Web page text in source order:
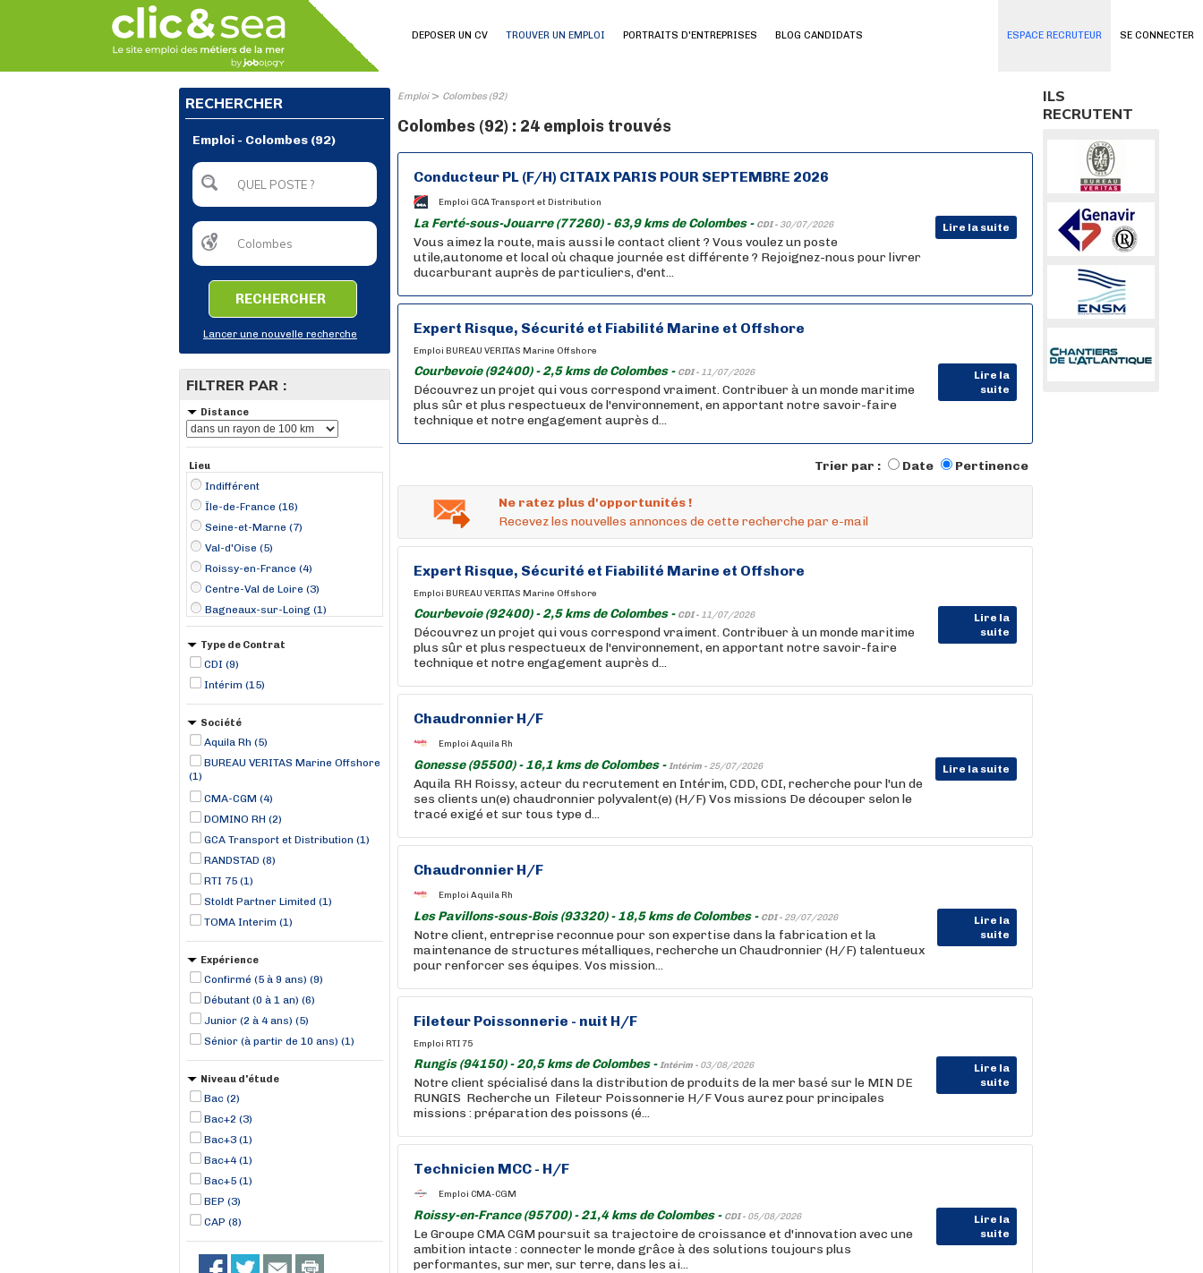
SE CONNECTER
DEPOSER UN CV TROUVER UN EMPLOI PORTRAITS D'ENTREPRISES BLOG CANDIDATS ESPACE RECRUTEUR
RECHERCHER
Emploi - Colombes (92)
RECHERCHER
Lancer une nouvelle recherche
FILTRER PAR :
Distance
Lieu
Indifférent
Île-de-France (16)
Seine-et-Marne (7)
Val-d'Oise (5)
Roissy-en-France (4)
Centre-Val de Loire (3)
Bagneaux-sur-Loing (1)
Beauvais (1)
Bondoufle (1)
Bray-sur-Seine (1)
Chartres (1)
Type de Contrat
CDI (9)
Intérim (15)
Société
Aquila Rh (5)
BUREAU VERITAS Marine Offshore
(1)
CMA-CGM (4)
DOMINO RH (2)
GCA Transport et Distribution (1)
RANDSTAD (8)
RTI 75 (1)
Stoldt Partner Limited (1)
TOMA Interim (1)
Expérience
Confirmé (5 à 9 ans) (9)
Débutant (0 à 1 an) (6)
Junior (2 à 4 ans) (5)
Sénior (à partir de 10 ans) (1)
Niveau d'étude
Bac (2)
Bac+2 (3)
Bac+3 (1)
Bac+4 (1)
Bac+5 (1)
BEP (3)
CAP (8)
Emploi> Colombes (92)
Colombes (92) : 24 emplois trouvés
Conducteur PL (F/H) CITAIX PARIS POUR SEPTEMBRE 2026
Emploi GCA Transport et Distribution
La Ferté-sous-Jouarre (77260) - 63,9 kms de Colombes - CDI - 30/07/2026 Lire la suite
Vous aimez la route, mais aussi le contact client ? Vous voulez un poste
utile,autonome et local où chaque journée est différente ? Rejoignez-nous pour livrer
ducarburant auprès de particuliers, d'ent...
Expert Risque, Sécurité et Fiabilité Marine et Offshore
Emploi BUREAU VERITAS Marine Offshore
Courbevoie (92400) - 2,5 kms de Colombes - CDI - 11/07/2026
Lire la
suite
Découvrez un projet qui vous correspond vraiment. Contribuer à un monde maritime
plus sûr et plus respectueux de l'environnement, en apportant notre savoir-faire
technique et notre engagement auprès d...
Trier par : Date Pertinence
Ne ratez plus d'opportunités !
Recevez les nouvelles annonces de cette recherche par e-mail
Expert Risque, Sécurité et Fiabilité Marine et Offshore
Emploi BUREAU VERITAS Marine Offshore
Courbevoie (92400) - 2,5 kms de Colombes - CDI - 11/07/2026
Lire la
suite
Découvrez un projet qui vous correspond vraiment. Contribuer à un monde maritime
plus sûr et plus respectueux de l'environnement, en apportant notre savoir-faire
technique et notre engagement auprès d...
Chaudronnier H/F
Emploi Aquila Rh
Gonesse (95500) - 16,1 kms de Colombes -Intérim - 25/07/2026 Lire la suite
Aquila RH Roissy, acteur du recrutement en Intérim, CDD, CDI, recherche pour l'un de
ses clients un(e) chaudronnier polyvalent(e) (H/F) Vos missions De découper selon le
tracé exigé et sur tous type d...
Chaudronnier H/F
Emploi Aquila Rh
Les Pavillons-sous-Bois (93320) - 18,5 kms de Colombes - CDI - 29/07/2026
Lire la
suite
Notre client, entreprise reconnue pour son expertise dans la fabrication et la
maintenance de structures métalliques, recherche un Chaudronnier (H/F) talentueux
pour renforcer ses équipes. Vos mission...
Fileteur Poissonnerie - nuit H/F
Emploi RTI 75
Rungis (94150) - 20,5 kms de Colombes -Intérim - 03/08/2026
Lire la
suite
Notre client spécialisé dans la distribution de produits de la mer basé sur le MIN DE
RUNGIS Recherche un Fileteur Poissonnerie H/F Vous aurez pour principales
missions : préparation des poissons (é...
Technicien MCC - H/F
Emploi CMA-CGM
Roissy-en-France (95700) - 21,4 kms de Colombes - CDI - 05/08/2026
Lire la
suite
Le Groupe CMA CGM poursuit sa trajectoire de croissance et d'innovation avec une
ambition intacte : connecter le monde grâce à des solutions toujours plus
performantes, sur mer, sur terre, dans les ai...
ILS
RECRUTENT